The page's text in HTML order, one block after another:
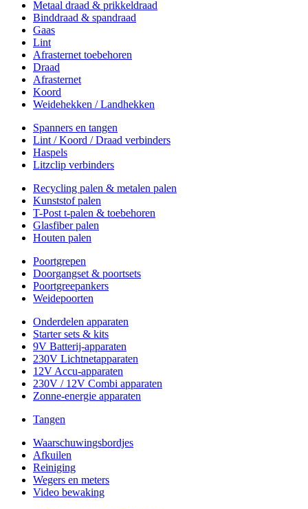
Metaal draad & prikkeldraad
Binddraad & spandraad
Gaas
Lint
Afrasternet toebehoren
Draad
Afrasternet
Koord
Weidehekken / Landhekken
Spanners en tangen
Lint / Koord / Draad verbinders
Haspels
Litzclip verbinders
Recycling palen & metalen palen
Kunststof palen
T-Post t-palen & toebehoren
Glasfiber palen
Houten palen
Poortgrepen
Doorgangset & poortsets
Poortgreepankers
Weidepoorten
Onderdelen apparaten
Starter sets & kits
9V Batterij-apparaten
230V Lichtnetapparaten
12V Accu-apparaten
230V / 12V Combi apparaten
Zonne-energie apparaten
Tangen
Waarschuwingsbordjes
Afkuilen
Reiniging
Wegers en meters
Video bewaking